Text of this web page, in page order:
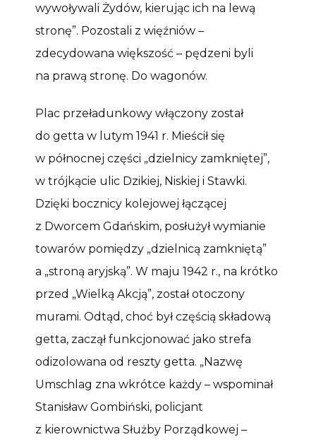
wywoływali Żydów, kierując ich na lewą
stronę”. Pozostali z więźniów –
zdecydowana większość – pędzeni byli
na prawą stronę. Do wagonów.
Plac przeładunkowy włączony został
do getta w lutym 1941 r. Mieścił się
w północnej części „dzielnicy zamkniętej”,
w trójkącie ulic Dzikiej, Niskiej i Stawki.
Dzięki bocznicy kolejowej łączącej
z Dworcem Gdańskim, posłużył wymianie
towarów pomiędzy „dzielnicą zamkniętą”
a „stroną aryjską”. W maju 1942 r., na krótko
przed „Wielką Akcją”, został otoczony
murami. Odtąd, choć był częścią składową
getta, zaczął funkcjonować jako strefa
odizolowana od reszty getta. „Nazwę
Umschlag zna wkrótce każdy – wspominał
Stanisław Gombiński, policjant
z kierownictwa Służby Porządkowej –